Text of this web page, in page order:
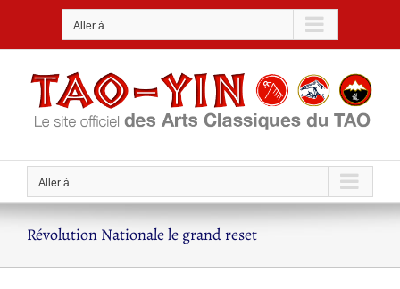
Aller à...
Aller à...
Révolution Nationale le grand reset